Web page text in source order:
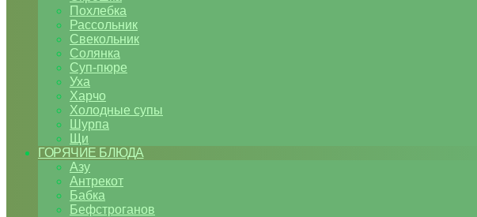
Похлебка
Рассольник
Свекольник
Солянка
Суп-пюре
Уха
Харчо
Холодные супы
Шурпа
Щи
ГОРЯЧИЕ БЛЮДА
Азу
Антрекот
Бабка
Бефстроганов